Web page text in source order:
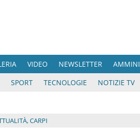
VIDEO NEWSLETTER
SPORT TECNOLOGIE NOTIZIE TV
,CARPI